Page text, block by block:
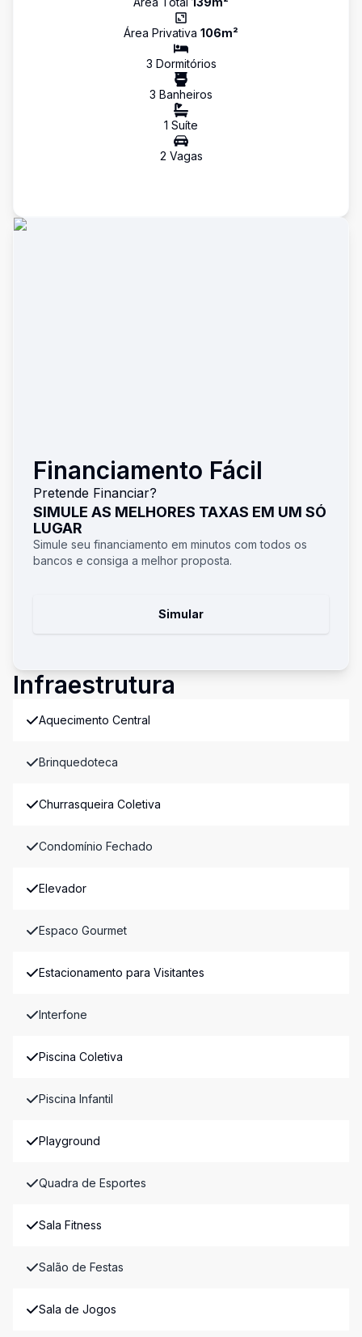
Área Privativa 106m²
3 Dormitórios
3 Banheiros
1 Suíte
2 Vagas
Financiamento Fácil
Pretende Financiar?
SIMULE AS MELHORES TAXAS EM UM SÓ
LUGAR
Simule seu financiamento em minutos com todos os
bancos e consiga a melhor proposta.
Simular
Infraestrutura
Aquecimento Central
Brinquedoteca
Churrasqueira Coletiva
Condomínio Fechado
Elevador
Espaco Gourmet
Estacionamento para Visitantes
Interfone
Piscina Coletiva
Piscina Infantil
Playground
Quadra de Esportes
Sala Fitness
Salão de Festas
Sala de Jogos